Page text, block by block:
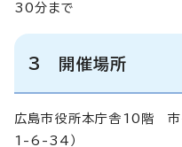
30分まで
3 開催場所
広島市役所本庁舎10階 市
1-6-34）